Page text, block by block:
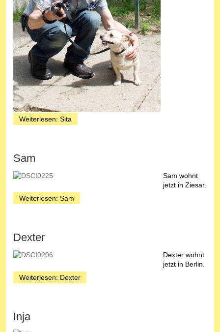
Weiterlesen: Sita
Sam
Sam wohnt
jetzt in Ziesar.
Weiterlesen: Sam
Dexter
Dexter wohnt
jetzt in Berlin.
Weiterlesen: Dexter
Inja